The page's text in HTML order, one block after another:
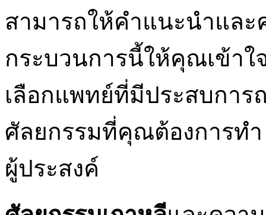
สามารถให้คำแนะนำแล
กระบวนการนี้ให้คุณเข้า
เลือกแพทย์ที่มีประสบกา
ศัลยกรรมที่คุณต้องการท
ผู้ประสงค์